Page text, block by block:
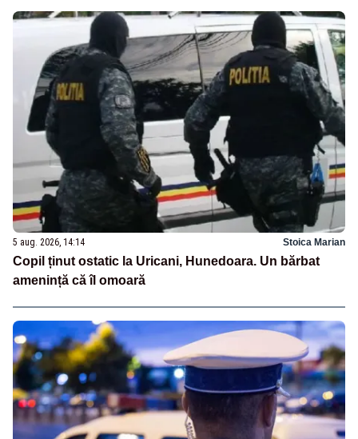
5 aug. 2026, 14:14 Stoica Marian
Copil ținut ostatic la Uricani, Hunedoara. Un bărbat
amenință că îl omoară